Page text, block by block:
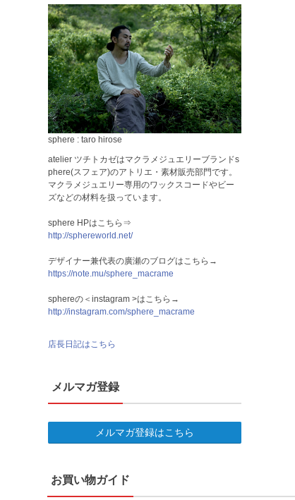
sphere : taro hirose
atelier ツチトカゼはマクラメジュエリーブランドs
phere(スフェア)のアトリエ・素材販売部門です。
マクラメジュエリー専用のワックスコードやビー
ズなどの材料を扱っています。
sphere HPはこちら⇒
http://sphereworld.net/
デザイナー兼代表の廣瀬のブログはこちら→
https://note.mu/sphere_macrame
sphereの＜instagram >はこちら→
http://instagram.com/sphere_macrame
店長日記はこちら
メルマガ登録
メルマガ登録はこちら
お買い物ガイド